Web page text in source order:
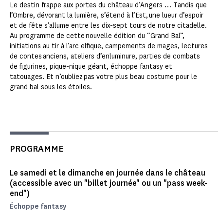
Le destin frappe aux portes du château d’Angers … Tandis que
l’Ombre, dévorant la lumière, s’étend à l’Est, une lueur d’espoir
et de fête s’allume entre les dix-sept tours de notre citadelle.
Au programme de cette nouvelle édition du “Grand Bal”,
initiations au tir à l’arc elfique, campements de mages, lectures
de contes anciens, ateliers d’enluminure, parties de combats
de figurines, pique-nique géant, échoppe fantasy et
tatouages. Et n’oubliez pas votre plus beau costume pour le
grand bal sous les étoiles.
PROGRAMME
Le samedi et le dimanche en journée dans le château
(accessible avec un "billet journée" ou un "pass week-
end")
Échoppe fantasy